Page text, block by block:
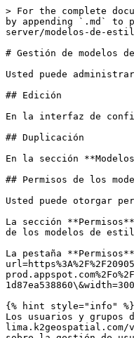
> For the complete
by appending `.md` to
server/modelos-de-
# Gestión de modelos
Usted puede
## Edición
En la interfaz de
## Duplicación
En la sección
## Permisos de los
Usted puede otorgar
La sección
de los modelos de
La pestaña
{% hint style="info" %}
Los usuarios y grupos